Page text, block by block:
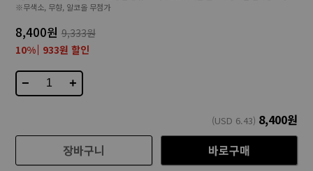
※무색소, 무향, 알코올 무첨가
8,400원 9,333원
10% 933원 할인
− +
(USD 6.43) 8,400원
장바구니
바로구매